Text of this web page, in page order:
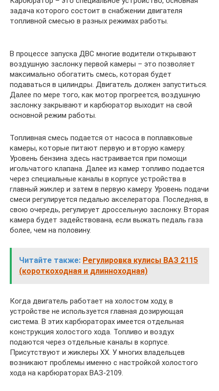
задача которого состоит в снабжении двигателя
топливной смесью в разных режимах работы.
В процессе запуска ДВС многие водители открывают
воздушную заслонку первой камеры – это позволяет
максимально обогатить смесь, которая будет
подаваться в цилиндры. Двигатель должен запуститься.
Далее по мере того, как мотор прогреется, воздушную
заслонку закрывают и карбюратор выходит на свой
основной режим работы.
Топливная смесь подается от насоса в поплавковые
камеры, которые питают первую и вторую камеру.
Уровень бензина здесь настраивается при помощи
игольчатого клапана. Далее из камер топливо подается
через специальные каналы в корпусе устройства в
главный жиклер и затем в первую камеру. Уровень подачи
смеси регулируется педалью акселератора. Последняя, в
свою очередь, регулирует дроссельную заслонку. Вторая
камера будет задействована, если выжать педаль газа
более, чем на половину.
Читайте также: Регулировка кулисы ВАЗ 2115
(короткоходная и длинноходная)
Когда двигатель работает на холостом ходу, в
устройстве не используется главная дозирующая
система. В этих карбюраторах имеется отдельная
конструкция холостого хода. Топливо и воздух
подаются через отдельные каналы в корпусе.
Присутствуют и жиклеры ХХ. У многих владельцев
возникают проблемы именно с настройкой холостого
хода на карбюраторах ВАЗ-2109.